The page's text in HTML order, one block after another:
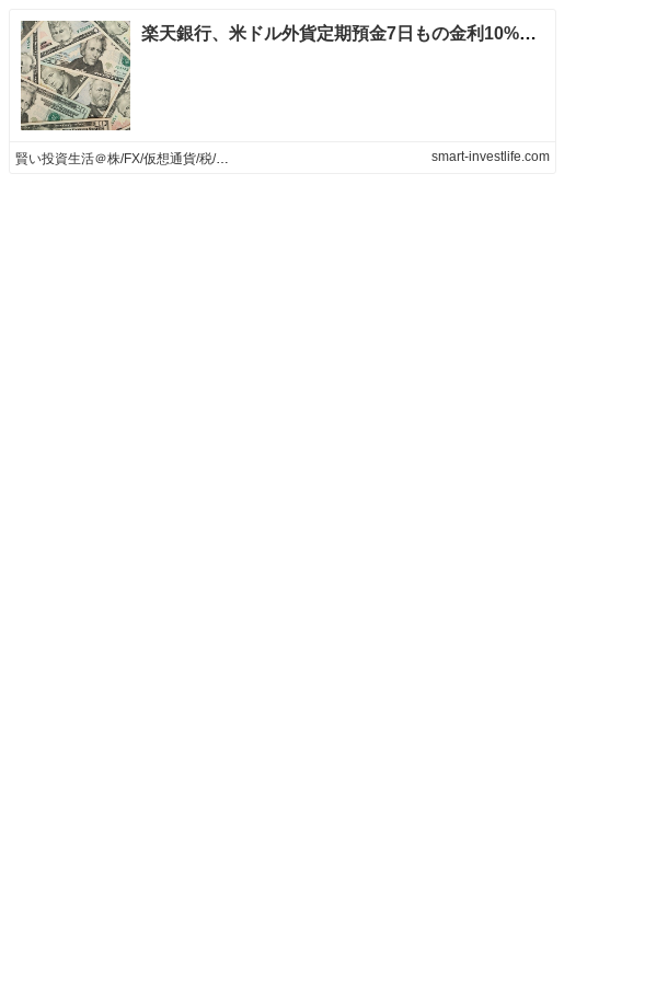
楽天銀行、米ドル外貨定期預金7日もの金利10%ってお得？！もっとリスクリターンのよい投資先は？ | 賢い投資生活｜株/FX/仮想通貨/税ブログ
賢い投資生活＠株/FX/仮想通貨/税/節約 smart-investlife.com